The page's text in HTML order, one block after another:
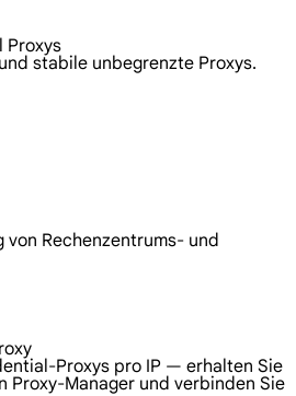
Proxys
stabile unbegrenzte Proxys.
Rechenzentrums- und
Proxys pro IP — erhalten Sie
Proxy-Manager und verbinden Sie